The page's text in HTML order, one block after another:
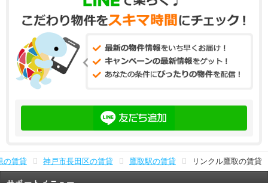
の賃貸 神戸市長田区の賃貸 鷹取駅の賃貸 リンクル鷹取の賃貸